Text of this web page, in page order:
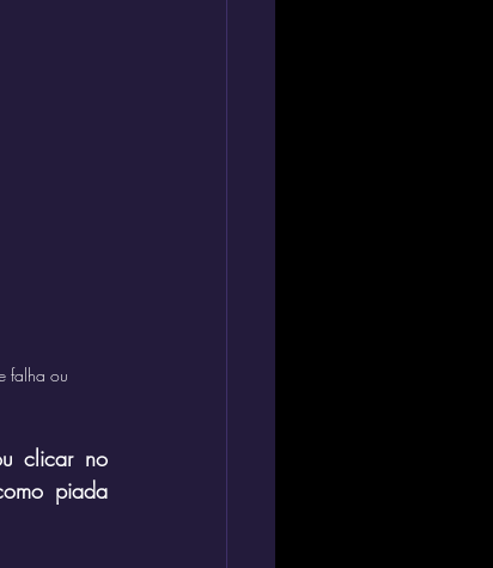
falha ou
clicar no
piada